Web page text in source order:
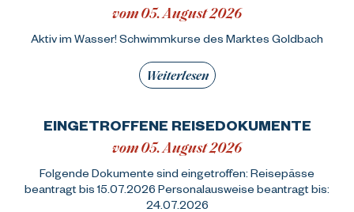
vom 05. August 2026
Aktiv im Wasser! Schwimmkurse des Marktes Goldbach
Weiterlesen
EINGETROFFENE REISEDOKUMENTE
vom 05. August 2026
Folgende Dokumente sind eingetroffen: Reisepässe
beantragt bis 15.07.2026 Personalausweise beantragt bis:
24.07.2026